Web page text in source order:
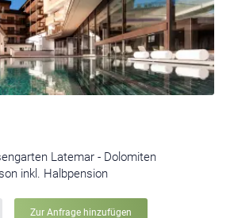
Latemar - Dolomiten
inkl. Halbpension
Zur Anfrage hinzufügen